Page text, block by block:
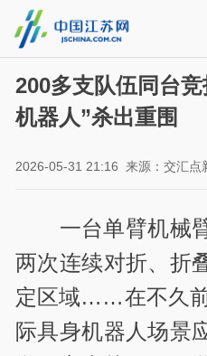
200多支队伍同台
机器人”杀出重围
2026-05-31 21:16 来源：交汇点
一台单臂机械
两次连续对折、折
定区域……在不久
际具身机器人场景